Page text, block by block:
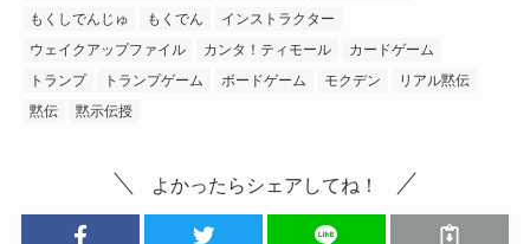
もくしでんじゅ
もくでん
インストラクター
ウェイクアップファイル
カンタ！ティモール
カードゲーム
トランプ
トランプゲーム ボードゲーム モクデン
リアル黙伝
黙伝
黙示伝授
よかったらシェアしてね！